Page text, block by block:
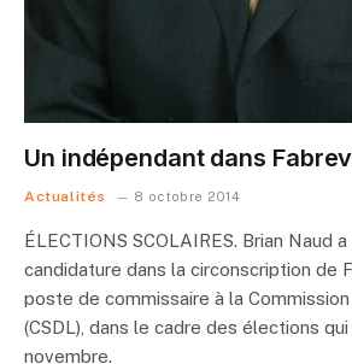
Un indépendant dans
Actualités 8 octobre 2014
ÉLECTIONS SCOLAIRES. Brian Naud
candidature dans la circonscription de
poste de commissaire à la
(CSDL), dans le cadre des élections
novembre.